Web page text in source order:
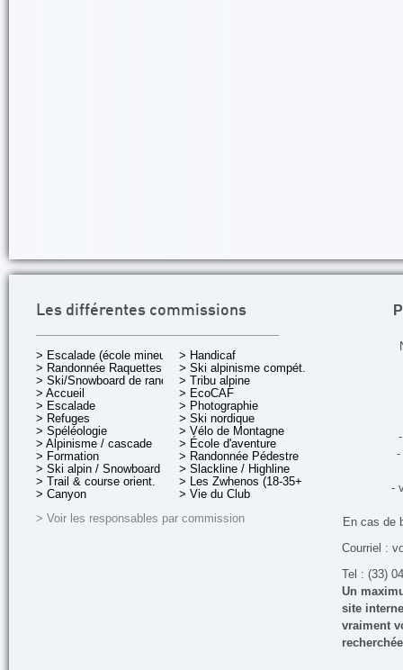
Les différentes commissions
> Escalade (école mineurs)
> Randonnée Raquettes
> Ski/Snowboard de rando.
> Accueil
> Escalade
> Refuges
> Spéléologie
> Alpinisme / cascade
> Formation
> Ski alpin / Snowboard
> Trail & course orient.
> Canyon
> Handicaf
> Ski alpinisme compét.
> Tribu alpine
> EcoCAF
> Photographie
> Ski nordique
> Vélo de Montagne
> École d'aventure
> Randonnée Pédestre
> Slackline / Highline
> Les Zwhenos (18-35+ ans)
> Vie du Club
> Voir les responsables par commission
-
-
En cas de
Courriel :
Tel : (33)
Un
site
vraiment